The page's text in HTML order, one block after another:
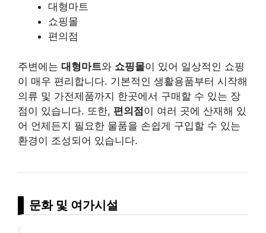
대형마트
쇼핑몰
편의점
주변에는 대형마트와 쇼핑몰이 있어 일상적인 쇼핑
이 매우 편리합니다. 기본적인 생활용품부터 시작해
의류 및 가전제품까지 한곳에서 구매할 수 있는 장
점이 있습니다. 또한, 편의점이 여러 곳에 산재해 있
어 언제든지 필요한 물품을 손쉽게 구입할 수 있는
환경이 조성되어 있습니다.
문화 및 여가시설